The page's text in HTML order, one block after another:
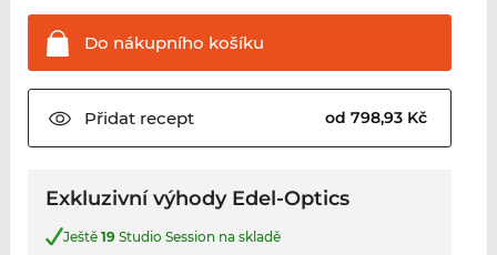
Do nákupního košíku
Přidatrecept od 798,93 Kč
Exkluzivní výhody Edel-Optics
Ještě 19Studio Session na skladě